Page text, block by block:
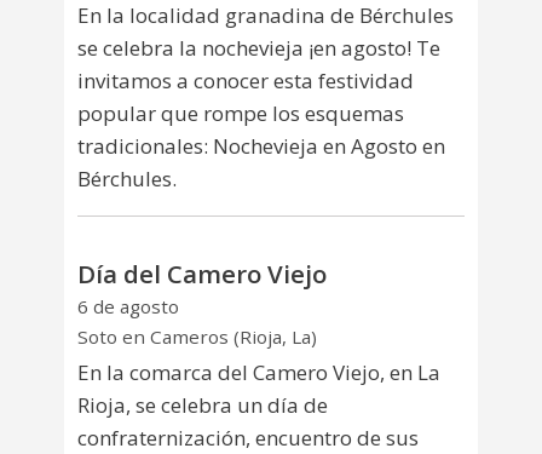
En la localidad granadina de Bérchules
se celebra la nochevieja ¡en agosto! Te
invitamos a conocer esta festividad
popular que rompe los esquemas
tradicionales: Nochevieja en Agosto en
Bérchules.
Día del Camero Viejo
6 de agosto
Soto en Cameros (Rioja, La)
En la comarca del Camero Viejo, en La
Rioja, se celebra un día de
confraternización, encuentro de sus